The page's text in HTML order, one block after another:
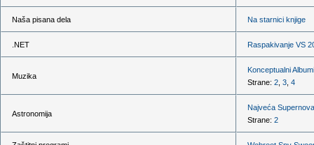
Naša pisana dela Na starnici knjige
.NET Raspakivanje VS
Muzika
Konceptualni Albumi
Strane: 2 3 4
Astronomija
Najveća Supernova
Strane: 2